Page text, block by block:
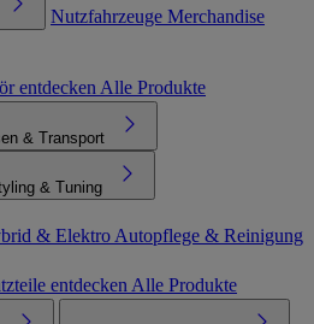
Nutzfahrzeuge Merchandise
entdecken Alle Produkte
& Transport
& Tuning
& Elektro Autopflege & Reinigung
entdecken Alle Produkte